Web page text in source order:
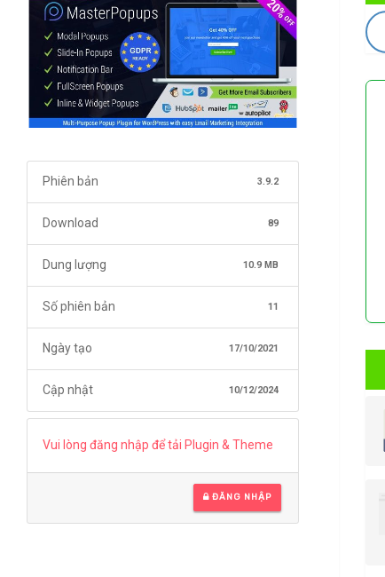
Phiên bản 3.9.2
Download 89
Dung lượng 10.9 MB
Số phiên bản 11
Ngày tạo 17/10/2021
Cập nhật 10/12/2024
Vui lòng đăng nhập để tải Plugin & Theme
ĐĂNG NHẬP